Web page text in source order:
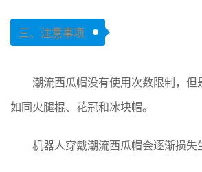
三、注意事项
潮流西瓜帽没有使用次数限制，但
如同火腿棍、花冠和冰块帽。
机器人穿戴潮流西瓜帽会逐渐损失